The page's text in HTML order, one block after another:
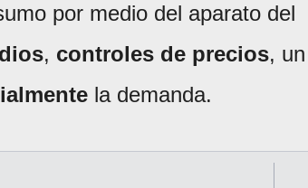
por medio del aparato del
, controles de precios, un
la demanda.